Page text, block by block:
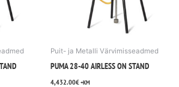
Puit- ja Metalli Värvimisseadmed
PUMA 28-40 AIRLESS ON STAND
4,432.00€+KM